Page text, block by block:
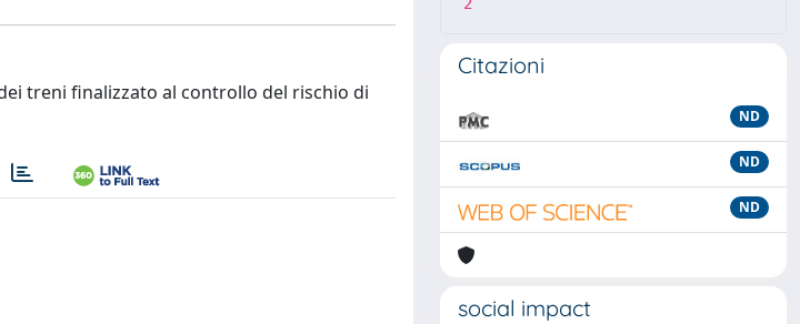
treni finalizzato al controllo del rischio di
Citazioni
ND
ND
ND
social impact